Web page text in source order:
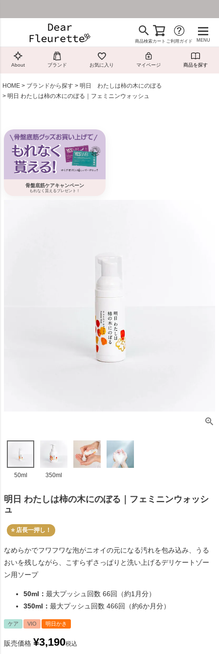
商品検索カート ご利用ガイド MENU
About ブランド お気に入り マイページ 商品を探す
HOME ブランドから探す
明日 わたしは柿の木にのぼる
明日 わたしは柿の木にのぼる｜フェミニンウォッシュ
骨盤底筋ケアキャンペーン
もれなく貰えるプレゼント！
50ml 350ml
明日 わたしは柿の木にのぼる｜フェミニンウォッシ
ュ
⭐ 店長一押し！
なめらかでフワフワな泡がニオイの元になる汚れを包み込み、うる
おいを残しながら、こすらずさっぱりと洗い上げるデリケートゾー
ン用ソープ
50ml： 最大プッシュ回数 66回（約1月分）
350ml： 最大プッシュ回数 466回（約6か月分）
ケア VIO 明日かき
販売価格 ¥3,190税込